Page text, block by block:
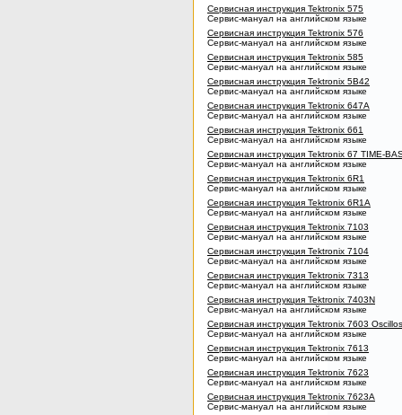
Сервисная инструкция Tektronix 575
Сервис-мануал на английском языке
Сервисная инструкция Tektronix 576
Сервис-мануал на английском языке
Сервисная инструкция Tektronix 585
Сервис-мануал на английском языке
Сервисная инструкция Tektronix 5B42
Сервис-мануал на английском языке
Сервисная инструкция Tektronix 647A
Сервис-мануал на английском языке
Сервисная инструкция Tektronix 661
Сервис-мануал на английском языке
Сервисная инструкция Tektronix 67 TIME-
Сервис-мануал на английском языке
Сервисная инструкция Tektronix 6R1
Сервис-мануал на английском языке
Сервисная инструкция Tektronix 6R1A
Сервис-мануал на английском языке
Сервисная инструкция Tektronix 7103
Сервис-мануал на английском языке
Сервисная инструкция Tektronix 7104
Сервис-мануал на английском языке
Сервисная инструкция Tektronix 7313
Сервис-мануал на английском языке
Сервисная инструкция Tektronix 7403N
Сервис-мануал на английском языке
Сервисная инструкция Tektronix 7603
Сервис-мануал на английском языке
Сервисная инструкция Tektronix 7613
Сервис-мануал на английском языке
Сервисная инструкция Tektronix 7623
Сервис-мануал на английском языке
Сервисная инструкция Tektronix 7623A
Сервис-мануал на английском языке